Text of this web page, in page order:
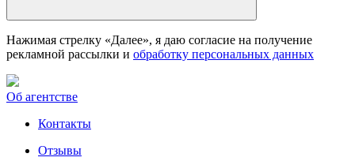
Нажимая стрелку «Далее», я даю согласие на получение
рекламной рассылки и обработку персональных данных
Об агентстве
Контакты
Отзывы